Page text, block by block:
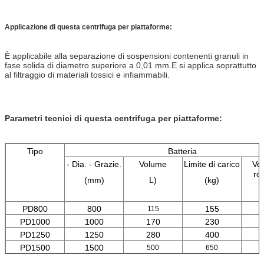
Applicazione di questa centrifuga per piattaforme:
È applicabile alla separazione di sospensioni contenenti granuli in
fase solida di diametro superiore a 0,01 mm.E si applica soprattutto
al filtraggio di materiali tossici e infiammabili.
Parametri tecnici di questa centrifuga per piattaforme:
Tipo
Batteria
- Dia. - Grazie.
(mm)
Volume
L)
Limite di carico
(kg)
PD800
800 115 155
PD1000
1000 170 230
PD1250
1250 280 400
PD1500
1500 500 650